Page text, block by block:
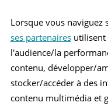
Berline
Lorsque vous naviguez
ses partenairesutilisent
l'audience/la
contenu, développer/
stocker/accéder à des
contenu multimédia et